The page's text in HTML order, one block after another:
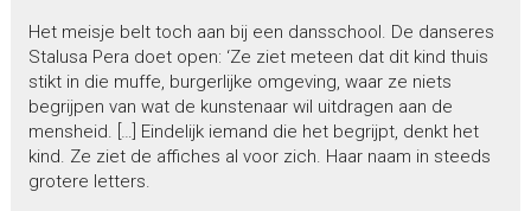
Het meisje belt toch aan bij een dansschool. De danseres
Stalusa Pera doet open: ‘Ze ziet meteen dat dit kind thuis
stikt in die muffe, burgerlijke omgeving, waar ze niets
begrijpen van wat de kunstenaar wil uitdragen aan de
mensheid. […] Eindelijk iemand die het begrijpt, denkt het
kind. Ze ziet de affiches al voor zich. Haar naam in steeds
grotere letters.